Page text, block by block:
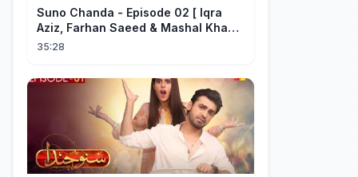
Suno Chanda - Episode 02 [ Iqra
Aziz, Farhan Saeed & Mashal Khan ]
- Funny Pakistani Drama - HUM TV
35:28